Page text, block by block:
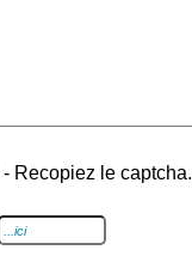
- Recopiez le captcha.